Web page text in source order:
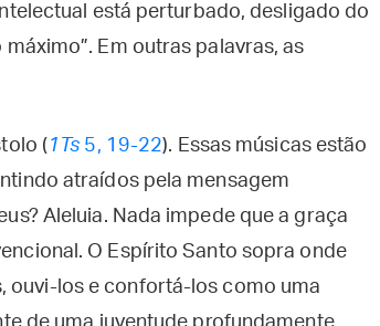
está perturbado, desligado do
Em outras palavras, as
( 1Ts 5, 19-22). Essas músicas estão
atraídos pela mensagem
Aleluia. Nada impede que a graça
O Espírito Santo sopra onde
ouvi-los e confortá-los como uma